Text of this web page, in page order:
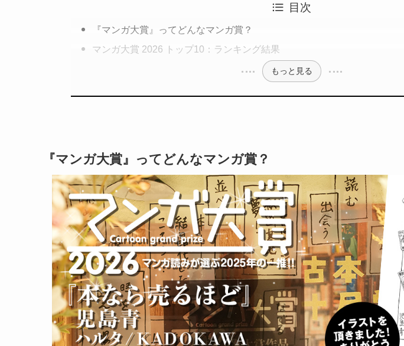
目次
『マンガ大賞』ってどんなマンガ賞？
マンガ大賞 2026 トップ10：ランキング結果
もっと見る
『マンガ大賞』ってどんなマンガ賞？